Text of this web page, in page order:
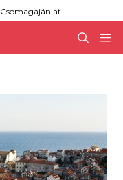
Csomagajánlat